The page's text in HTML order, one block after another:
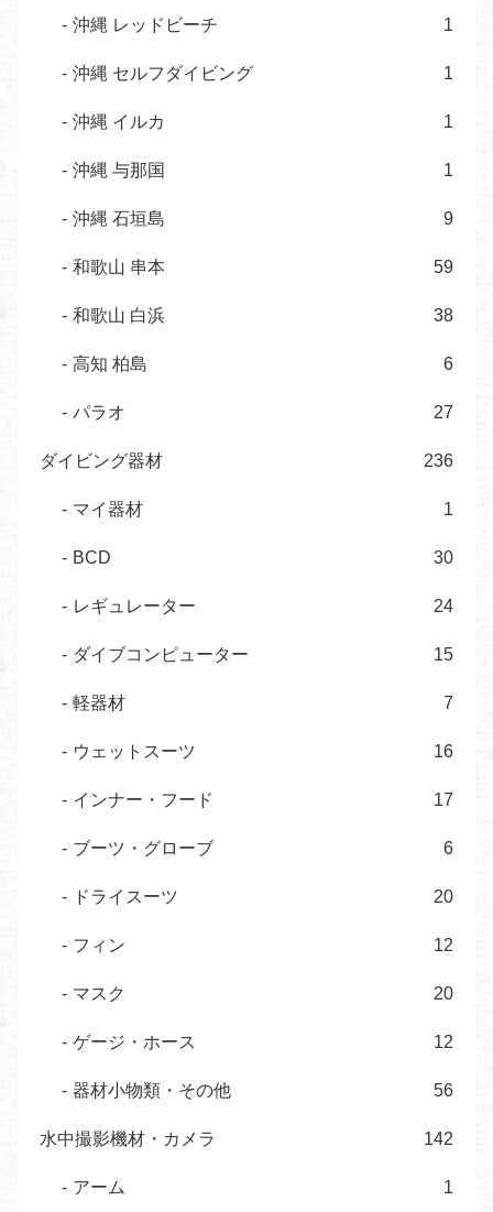
沖縄 レッドビーチ 1
沖縄 セルフダイビング 1
沖縄 イルカ 1
沖縄 与那国 1
沖縄 石垣島 9
和歌山 串本 59
和歌山 白浜 38
高知 柏島 6
パラオ 27
ダイビング器材 236
マイ器材 1
BCD 30
レギュレーター 24
ダイブコンピューター 15
軽器材 7
ウェットスーツ 16
インナー・フード 17
ブーツ・グローブ 6
ドライスーツ 20
フィン 12
マスク 20
ゲージ・ホース 12
器材小物類・その他 56
水中撮影機材・カメラ 142
アーム 1